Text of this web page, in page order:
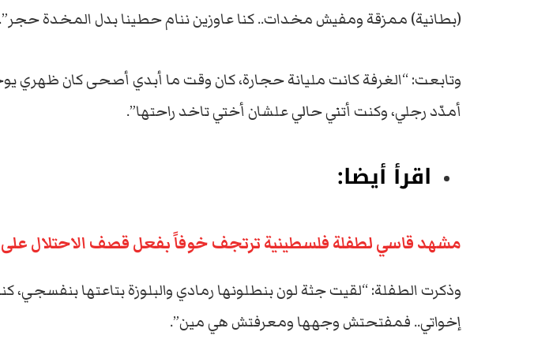
(بطانية) ممزقة ومفيش مخدات.. كنا عاوزين ننام حطينا بدل المخدة حجر”.
وتابعت: “الغرفة كانت مليانة حجارة، كان وقت ما أبدي أصحى كان ظهري
أمدّد رجلي، وكنت أتني حالي علشان أختي تاخد راحتها”.
اقرأ أيضا:
مشهد قاسي لطفلة فلسطينية ترتجف خوفاً بفعل قصف الاحتلال على
وذكرت الطفلة: “لقيت جثة لون بنطلونها رمادي والبلوزة بتاعتها
إخواتي.. فمفتحتش وجهها ومعرفتش هي مين”.